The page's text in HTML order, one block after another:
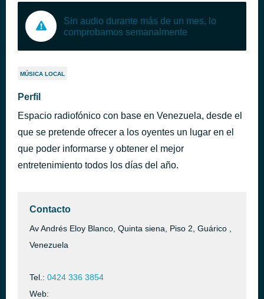
Sin audio durante más de un mes, lo
comprobamos semanalmente
MÚSICA LOCAL
Perfil
Espacio radiofónico con base en Venezuela, desde el
que se pretende ofrecer a los oyentes un lugar en el
que poder informarse y obtener el mejor
entretenimiento todos los días del año.
Contacto
Av Andrés Eloy Blanco, Quinta siena, Piso 2, Guárico ,
Venezuela
Tel.: 0424 336 3854
Web: